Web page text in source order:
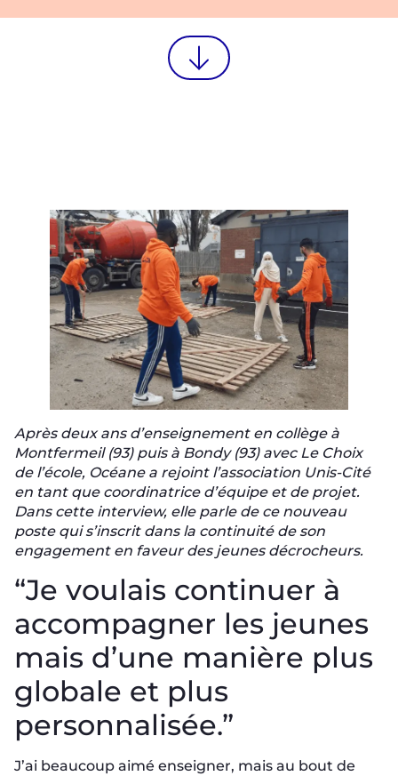
Après deux ans d’enseignement en collège à
Montfermeil (93) puis à Bondy (93) avec Le Choix
de l’école, Océane a rejoint l’association Unis-Cité
en tant que coordinatrice d’équipe et de projet.
Dans cette interview, elle parle de ce nouveau
poste qui s’inscrit dans la continuité de son
engagement en faveur des jeunes décrocheurs.
“Je voulais continuer à
accompagner les jeunes
mais d’une manière plus
globale et plus
personnalisée.”
J’ai beaucoup aimé enseigner, mais au bout de